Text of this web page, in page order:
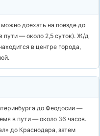
доехать на поезде до
пути — около 2,5 суток). Ж/д
в центре города,
до Феодосии —
в пути — около 36 часов.
до Краснодара, затем